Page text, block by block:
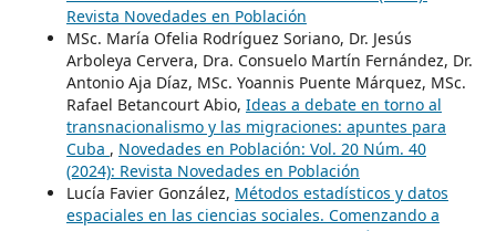
Revista Novedades en Población
MSc. María Ofelia Rodríguez Soriano, Dr. Jesús
Arboleya Cervera, Dra. Consuelo Martín Fernández, Dr.
Antonio Aja Díaz, MSc. Yoannis Puente Márquez, MSc.
Rafael Betancourt Abio, Ideas a debate en torno al
transnacionalismo y las migraciones: apuntes para
Cuba , Novedades en Población: Vol. 20 Núm. 40
(2024): Revista Novedades en Población
Lucía Favier González, Métodos estadísticos y datos
espaciales en las ciencias sociales. Comenzando a